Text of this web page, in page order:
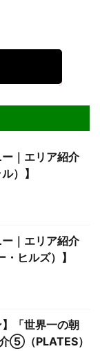
｜エリア紹介
）】
｜エリア紹介
ヒルズ）】
】「世界一の朝
⑤（PLATES）